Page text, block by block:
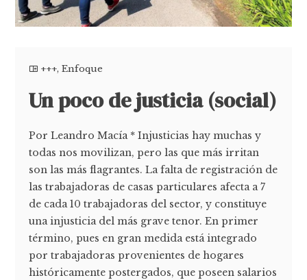
+++,Enfoque
Un poco de justicia (social)
Por Leandro Macía * Injusticias hay muchas y
todas nos movilizan, pero las que más irritan
son las más flagrantes. La falta de registración de
las trabajadoras de casas particulares afecta a 7
de cada 10 trabajadoras del sector, y constituye
una injusticia del más grave tenor. En primer
término, pues en gran medida está integrado
por trabajadoras provenientes de hogares
históricamente postergados, que poseen salarios